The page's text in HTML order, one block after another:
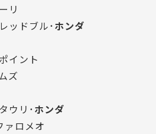
リ
ッドブル･ ホンダ
イント
ズ
ウリ･ ホンダ
ァロメオ